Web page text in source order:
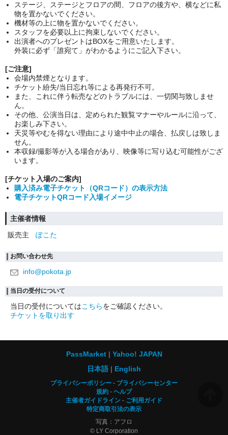
ステージ、
ステージとフロアの間、フロアの後方や、横などに私
物を置かないでください。
機材等の上に物を置かないでください。
スタッフを必要以上に拘束しないでください。
出演者へのプレゼントはBOXをご用意いたします。
外装に必ず「誰宛て」がわかるようにご記入下さい。
[ご注意]
会場内禁煙となります。
チケット紛失/当日忘れ等による再発行不可。
また、これに伴う転売などのトラブルには、一切関与致しませ
ん。
その他、公演当日は、定められた観覧マナーやルールに沿って、
お楽しみ下さい。
天災等やむを得ない理由により途中中止の場合、払戻しは致しま
せん。
本収録/撮影等が入る場合があり、映像等に写り込む可能性がござ
います。
[チケット入場のご案内]
購入済み電子チケット（QRコード）の表示方法
電子チケットQRコード入場イメージ
主催者情報
販売主
ぽこた
お問い合わせ先
info@pokota.jp
当日の受付について
当日の受付についてはこちらをご確認ください。
チケットを取り出す
PassMarket
Yahoo! JAPAN
日本語
English
プライバシーポリシー
プライバシーセンター
規約
ヘルプ
主催者ガイドライン
ご利用ガイド
特定商取引法の表示
写真：アフロ
© LY Corporation